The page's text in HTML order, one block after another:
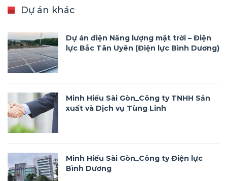
Dự án khác
Dự án điện Năng lượng mặt trời – Điện
lực Bắc Tân Uyên (Điện lực Bình Dương)
Minh Hiếu Sài Gòn_Công ty TNHH Sản
xuất và Dịch vụ Tùng Linh
Minh Hiếu Sài Gòn_Công ty Điện lực
Bình Dương